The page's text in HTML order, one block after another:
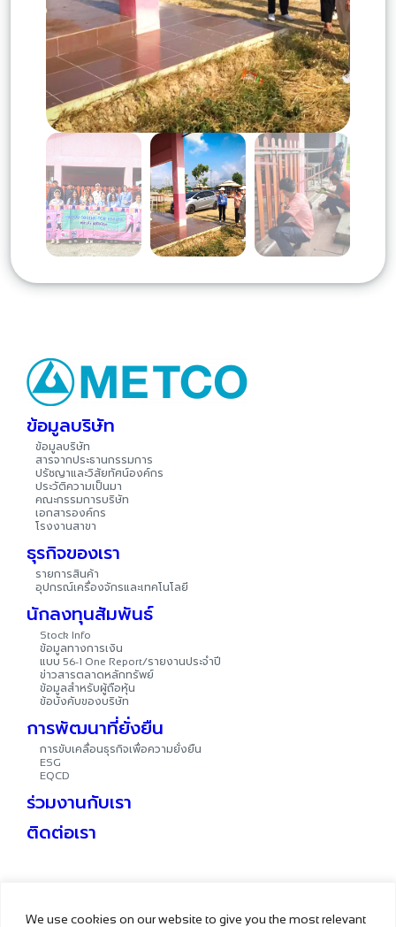
We use cookies on our website to give you the most relevant
ข้อมูลบริษัท
ข้อมูลบริษัท
สารจากประธานกรรมการ
ปรัชญาและวิสัยทัศน์องค์กร
ประวัติความเป็นมา
คณะกรรมการบริษัท
เอกสารองค์กร
โรงงานสาขา
ธุรกิจของเรา
รายการสินค้า
อุปกรณ์เครื่องจักรและเทคโนโลยี
นักลงทุนสัมพันธ์
Stock Info
ข้อมูลทางการเงิน
แบบ 56-1 One Report/รายงานประจำปี
ข่าวสารตลาดหลักทรัพย์
ข้อมูลสำหรับผู้ถือหุ้น
ข้อบังคับของบริษัท
การพัฒนาที่ยั่งยืน
การขับเคลื่อนธุรกิจเพื่อความยั่งยืน
ESG
EQCD
ร่วมงานกับเรา
ติดต่อเรา